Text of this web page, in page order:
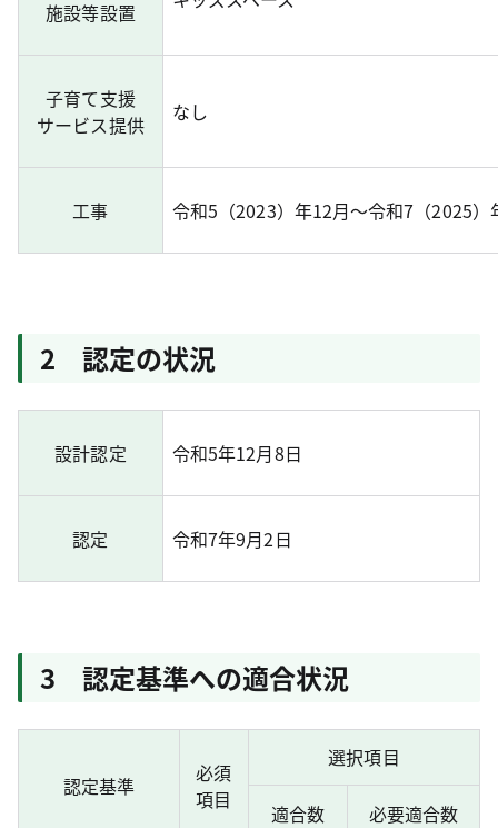
施設等設置
子育て支援
サービス提供
なし
工事 令和5（2023）年12月～令和7（2025）
2 認定の状況
設計認定 令和5年12月8日
認定 令和7年9月2日
3 認定基準への適合状況
認定基準
必須
項目
選択項目
適合数 必要適合数